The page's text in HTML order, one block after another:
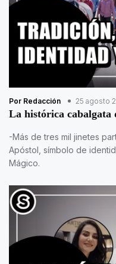
Por Redacción 25 agosto
La histórica cabalgata
-Más de tres mil jinetes
Apóstol, símbolo de
Mágico.